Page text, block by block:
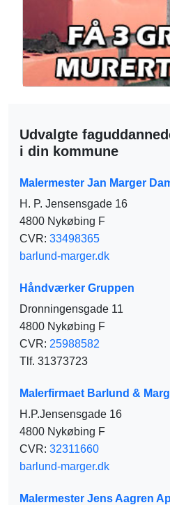
Udvalgte
i din kommune
Malermester Jan Marger
H. P. Jensensgade 16
4800 Nykøbing F
CVR: 33498365
barlund-marger.dk
Håndværker Gruppen
Dronningensgade 11
4800 Nykøbing F
CVR: 25988582
Tlf. 31373723
Malerfirmaet Barlund &
H.P.Jensensgade 16
4800 Nykøbing F
CVR: 32311660
barlund-marger.dk
Malermester Jens Aagren